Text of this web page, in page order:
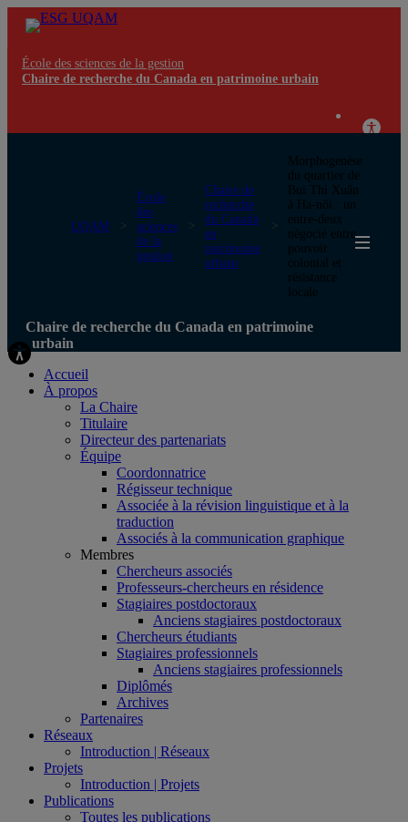
École des sciences de la gestion
Chaire de recherche du Canada en patrimoine urbain
UQAM
École
des
sciences
de la
gestion
Chaire de
recherche
du Canada
en
patrimoine
urbain
Morphogenèse
du quartier de
Bui Thi Xuân
à Ha-nôi : un
entre-deux
négocié entre
pouvoir
colonial et
résistance
locale
Chaire de recherche du Canada en patrimoine
urbain
Accueil
À propos
La Chaire
Titulaire
Directeur des partenariats
Équipe
Coordonnatrice
Régisseur technique
Associée à la révision linguistique et à la
traduction
Associés à la communication graphique
Membres
Chercheurs associés
Professeurs-chercheurs en résidence
Stagiaires postdoctoraux
Anciens stagiaires postdoctoraux
Chercheurs étudiants
Stagiaires professionnels
Anciens stagiaires professionnels
Diplômés
Archives
Partenaires
Réseaux
Introduction | Réseaux
Projets
Introduction | Projets
Publications
Toutes les publications